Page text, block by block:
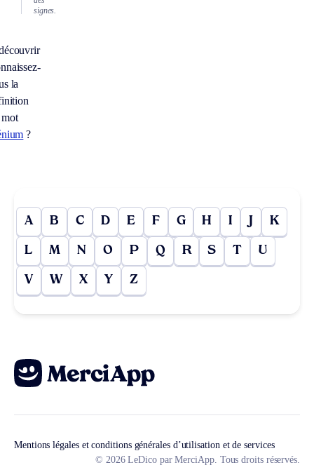
signes.
la
?
A B C D E F G H I J K
L M N O P Q R S T U
V W X Y Z
Mentions légales et conditions générales d’utilisation et de services
© 2026 LeDico par MerciApp. Tous droits réservés.